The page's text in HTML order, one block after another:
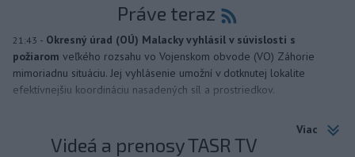
Práve teraz
21:43 - Okresný úrad (OÚ) Malacky vyhlásil v súvislosti s
požiarom veľkého rozsahu vo Vojenskom obvode (VO) Záhorie
mimoriadnu situáciu. Jej vyhlásenie umožní v dotknutej lokalite
efektívnejšiu koordináciu nasadených síl a prostriedkov.
Viac
Videá a prenosy TASR TV